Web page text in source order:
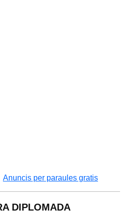
Anuncis per paraules gratis
DIPLOMADA